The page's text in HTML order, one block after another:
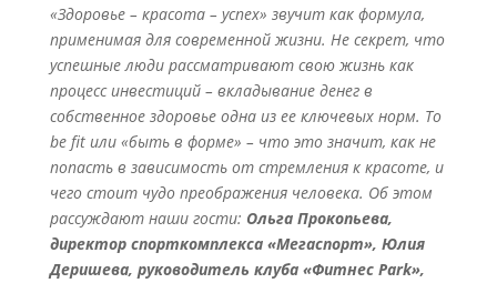
«Здоровье – красота – успех» звучит как формула,
применимая для современной жизни. Не секрет, что
успешные люди рассматривают свою жизнь как
процесс инвестиций – вкладывание денег в
собственное здоровье одна из ее ключевых норм. To
be fit или «быть в форме» – что это значит, как не
попасть в зависимость от стремления к красоте, и
чего стоит чудо преображения человека. Об этом
рассуждают наши гости: Ольга Прокопьева,
директор спорткомплекса «Мегаспорт», Юлия
Деришева, руководитель клуба «Фитнес Park»,